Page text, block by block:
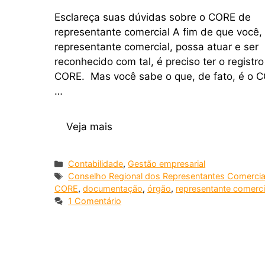
Esclareça suas dúvidas sobre o CORE de
representante comercial A fim de que você,
representante comercial, possa atuar e ser
reconhecido com tal, é preciso ter o
CORE. Mas você sabe o que, de fato, é o
…
Veja mais
Contabilidade,Gestão empresarial
Conselho Regional dos Representantes
CORE, documentação, órgão, representante
1 Comentário